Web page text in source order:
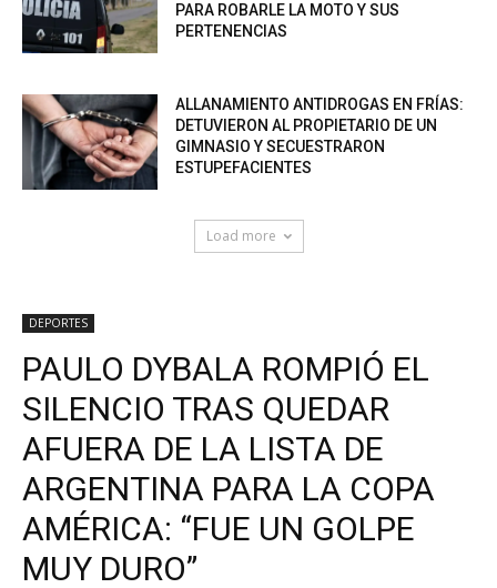
PARA ROBARLE LA MOTO Y SUS
PERTENENCIAS
ALLANAMIENTO ANTIDROGAS EN FRÍAS:
DETUVIERON AL PROPIETARIO DE UN
GIMNASIO Y SECUESTRARON
ESTUPEFACIENTES
Load more